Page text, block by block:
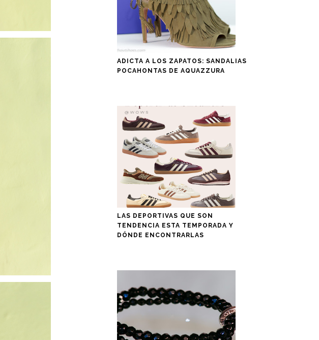
ADICTA A LOS ZAPATOS: SANDALIAS
POCAHONTAS DE AQUAZZURA
LAS DEPORTIVAS QUE SON
TENDENCIA ESTA TEMPORADA Y
DÓNDE ENCONTRARLAS